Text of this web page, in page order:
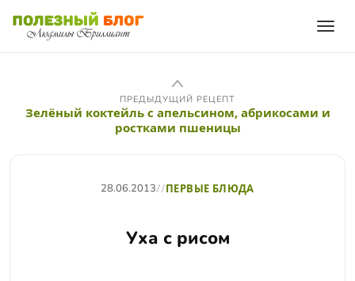
ПРЕДЫДУЩИЙ РЕЦЕПТ
Зелёный коктейль с апельсином, абрикосами и
ростками пшеницы
28.06.2013//ПЕРВЫЕ БЛЮДА
Уха с рисом